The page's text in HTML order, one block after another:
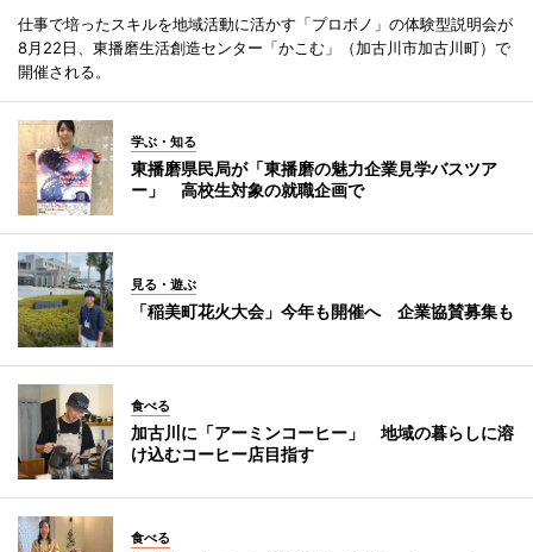
仕事で培ったスキルを地域活動に活かす「プロボノ」の体験型説明会が
8月22日、東播磨生活創造センター「かこむ」（加古川市加古川町）で
開催される。
学ぶ・知る
東播磨県民局が「東播磨の魅力企業見学バスツア
ー」 高校生対象の就職企画で
見る・遊ぶ
「稲美町花火大会」今年も開催へ 企業協賛募集も
食べる
加古川に「アーミンコーヒー」 地域の暮らしに溶
け込むコーヒー店目指す
食べる